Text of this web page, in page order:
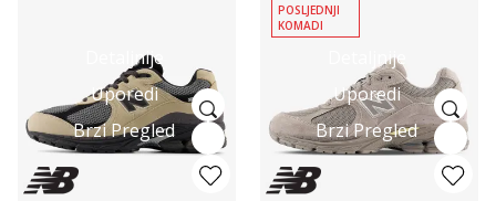
Detaljnije
Uporedi
Brzi Pregled
Detaljnije
Uporedi
Brzi Pregled
POSLJEDNJI
KOMADI